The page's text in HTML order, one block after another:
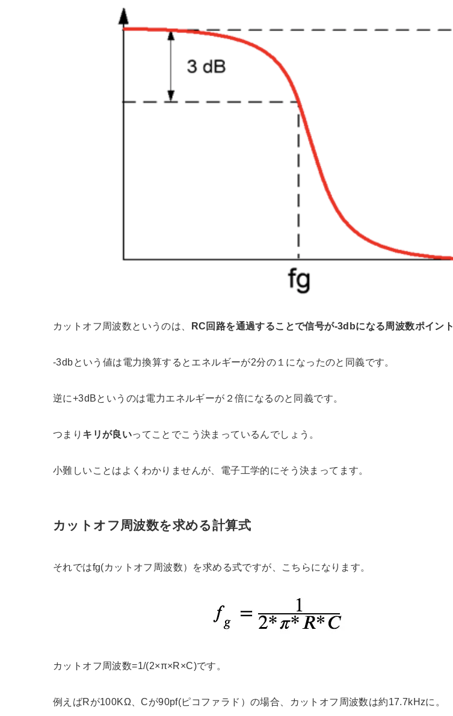
カットオフ周波数というのは、 RC回路を通過することで信号が-3dbになる周波数ポイント
-3dbという値は電力換算するとエネルギーが2分の１になったのと同義です。
逆に+3dBというのは電力エネルギーが２倍になるのと同義です。
つまり キリが良いってことでこう決まっているんでしょう。
小難しいことはよくわかりませんが、電子工学的にそう決まってます。
カットオフ周波数を求める計算式
それではfg(カットオフ周波数）を求める式ですが、こちらになります。
カットオフ周波数=1/(2×π×R×C)です。
例えばRが100KΩ、Cが90pf(ピコファラド）の場合、カットオフ周波数は約17.7kHzに。